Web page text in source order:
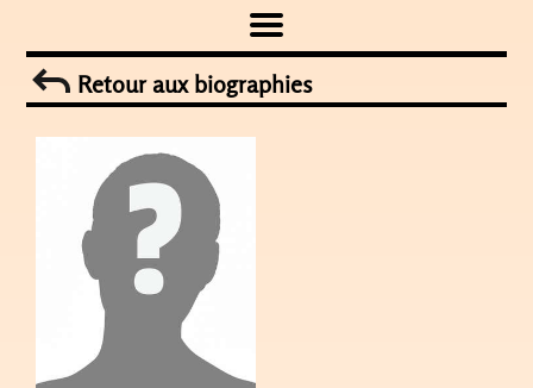
to
contentRetour aux biographies